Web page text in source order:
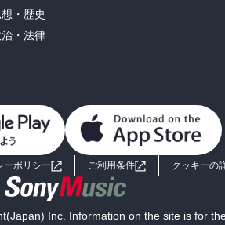
・歴史
・法律
ーポリシー ご利用条件 クッキーの
Inc. Information on the site is for